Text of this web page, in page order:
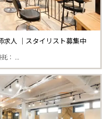
人 ｜スタイリスト募集中
： ...